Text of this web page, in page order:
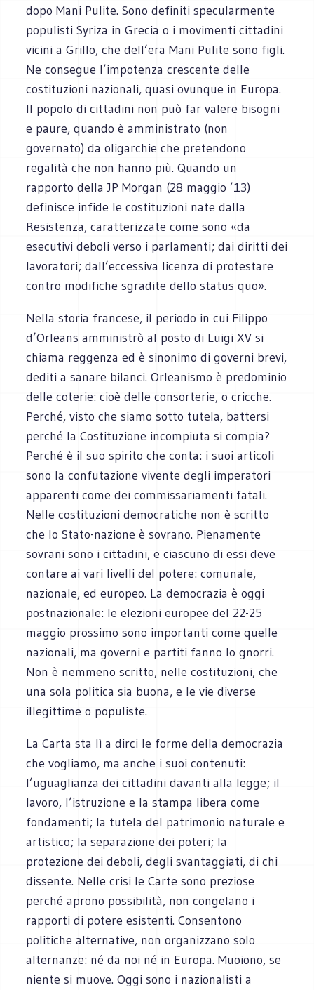
dopo Mani Pulite. Sono definiti specularmente
populisti Syriza in Grecia o i movimenti cittadini
vicini a Grillo, che dell’era Mani Pulite sono figli.
Ne consegue l’impotenza crescente delle
costituzioni nazionali, quasi ovunque in Europa.
Il popolo di cittadini non può far valere bisogni
e paure, quando è amministrato (non
governato) da oligarchie che pretendono
regalità che non hanno più. Quando un
rapporto della JP Morgan (28 maggio ’13)
definisce infide le costituzioni nate dalla
Resistenza, caratterizzate come sono «da
esecutivi deboli verso i parlamenti; dai diritti dei
lavoratori; dall’eccessiva licenza di protestare
contro modifiche sgradite dello status quo».
Nella storia francese, il periodo in cui Filippo
d’Orleans amministrò al posto di Luigi XV si
chiama reggenza ed è sinonimo di governi brevi,
dediti a sanare bilanci. Orleanismo è predominio
delle coterie: cioè delle consorterie, o cricche.
Perché, visto che siamo sotto tutela, battersi
perché la Costituzione incompiuta si compia?
Perché è il suo spirito che conta: i suoi articoli
sono la confutazione vivente degli imperatori
apparenti come dei commissariamenti fatali.
Nelle costituzioni democratiche non è scritto
che lo Stato-nazione è sovrano. Pienamente
sovrani sono i cittadini, e ciascuno di essi deve
contare ai vari livelli del potere: comunale,
nazionale, ed europeo. La democrazia è oggi
postnazionale: le elezioni europee del 22-25
maggio prossimo sono importanti come quelle
nazionali, ma governi e partiti fanno lo gnorri.
Non è nemmeno scritto, nelle costituzioni, che
una sola politica sia buona, e le vie diverse
illegittime o populiste.
La Carta sta lì a dirci le forme della democrazia
che vogliamo, ma anche i suoi contenuti:
l’uguaglianza dei cittadini davanti alla legge; il
lavoro, l’istruzione e la stampa libera come
fondamenti; la tutela del patrimonio naturale e
artistico; la separazione dei poteri; la
protezione dei deboli, degli svantaggiati, di chi
dissente. Nelle crisi le Carte sono preziose
perché aprono possibilità, non congelano i
rapporti di potere esistenti. Consentono
politiche alternative, non organizzano solo
alternanze: né da noi né in Europa. Muoiono, se
niente si muove. Oggi sono i nazionalisti a